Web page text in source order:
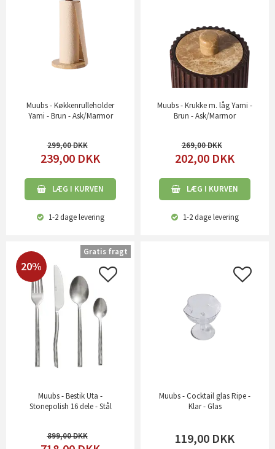
Muubs - Køkkenrulleholder
Yami - Brun - Ask/Marmor
299,00
239,00 DKK
LÆG I KURVEN
1-2 dagelevering
Muubs - Krukke m. låg Yami -
Brun - Ask/Marmor
269,00
202,00 DKK
LÆG I KURVEN
1-2 dagelevering
20%
Muubs - Bestik Uta -
Stonepolish 16 dele - Stål
899,00
Gratis fragt
Muubs - Cocktail glas Ripe -
Klar - Glas
119,00 DKK